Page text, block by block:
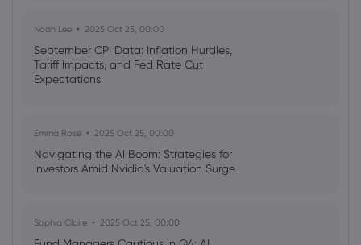
Noah Lee 2025 Oct 25, 00:00
September CPI Data: Inflation Hurdles,
Tariff Impacts, and Fed Rate Cut
Expectations
Emma Rose 2025 Oct 25, 00:00
Navigating the AI Boom: Strategies for
Investors Amid Nvidia's Valuation Surge
Sophia Claire 2025 Oct 25, 00:00